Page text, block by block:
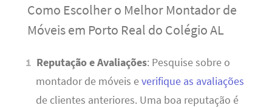
Como Escolher o Melhor Montador de
Móveis em Porto Real do Colégio AL
Reputação e Avaliações: Pesquise sobre o
montador de móveis everifique as avaliações
de clientes anteriores. Uma boa reputação é